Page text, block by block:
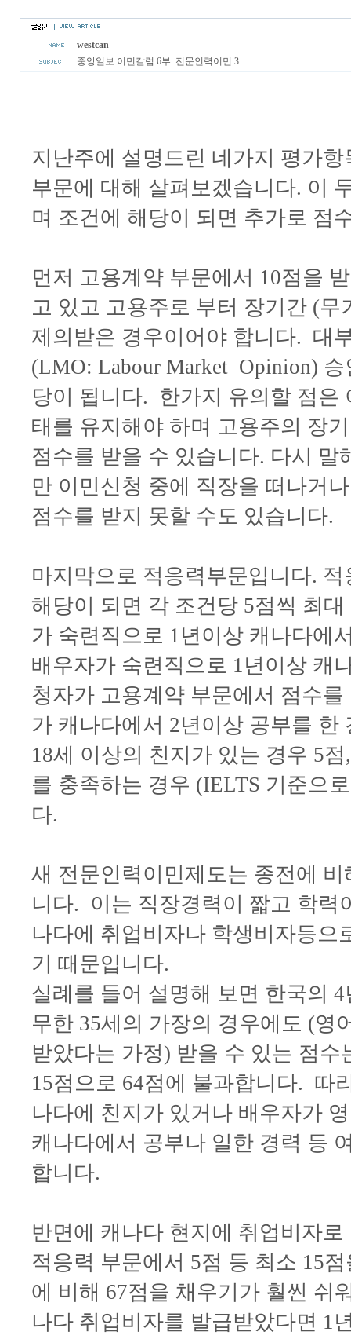
westcan
중앙일보 이민칼럼 6부: 전문인력이민 3
지난주에 설명드린 네가지 평가
부문에 대해 살펴보겠습니다. 이
며 조건에 해당이 되면 추가로 점
먼저 고용계약 부문에서 10점을
고 있고 고용주로 부터 장기간 (무
제의받은 경우이어야 합니다. 대
(LMO: Labour Market Opinion)
당이 됩니다. 한가지 유의할 점은
태를 유지해야 하며 고용주의 장
점수를 받을 수 있습니다. 다시
만 이민신청 중에 직장을 떠나거
점수를 받지 못할 수도 있습니
마지막으로 적응력부문입니다.
해당이 되면 각 조건당 5점씩 최
가 숙련직으로 1년이상 캐나다에
배우자가 숙련직으로 1년이상 캐
청자가 고용계약 부문에서 점수
가 캐나다에서 2년이상 공부를
18세 이상의 친지가 있는 경우 5
를 충족하는 경우 (IELTS 기준으
다.
새 전문인력이민제도는 종전에
니다. 이는 직장경력이 짧고 학력
나다에 취업비자나 학생비자등으
기 때문입니다.
실례를 들어 설명해 보면 한국의
무한 35세의 가장의 경우에도 (영
받았다는 가정) 받을 수 있는 점수
15점으로 64점에 불과합니다. 따
나다에 친지가 있거나 배우자가
캐나다에서 공부나 일한 경력 등
합니다.
반면에 캐나다 현지에 취업비자
적응력 부문에서 5점 등 최소 15
에 비해 67점을 채우기가 훨씬 쉬
나다 취업비자를 발급받았다면 1